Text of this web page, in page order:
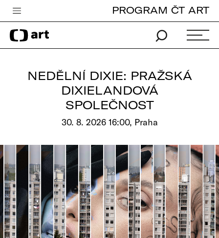
Česká televize
Zpravodajství
edu
Vše o ČT
PROGRAM ČT ART
NEDĚLNÍ DIXIE: PRAŽSKÁ
DIXIELANDOVÁ
SPOLEČNOST
30. 8. 2026 16:00, Praha